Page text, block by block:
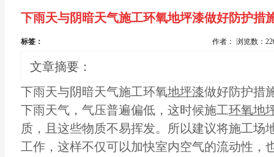
下雨天与阴暗天气施工环氧地坪漆做好防护措
标签： 作者： 浏览数：
文章摘要：
下雨天与阴暗天气施工环氧地坪漆做好防护措
下雨天气，气压普遍偏低，这时候施工环氧地
质，且这些物质不易挥发。所以建议将施工场
工作，这样不仅可以加快室内空气的流动性，